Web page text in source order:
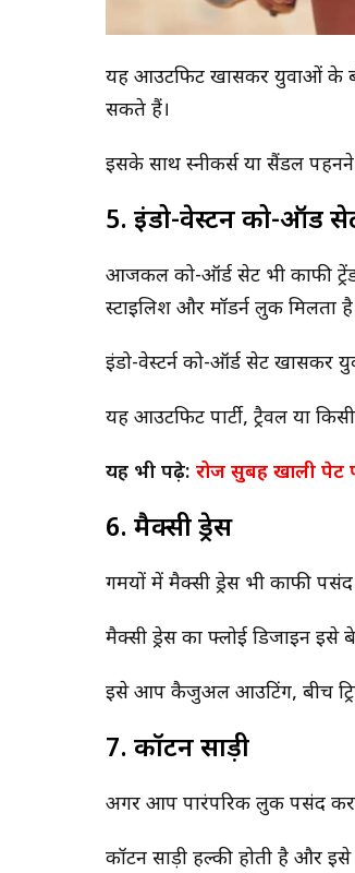
यह आउटफिट खासकर युवाओं के
सकते हैं।
इसके साथ स्नीकर्स या सैंडल
5. इंडो-वेस्टर्न को-ऑर्ड
आजकल को-ऑर्ड सेट भी काफी
स्टाइलिश और मॉडर्न लुक मिलता
इंडो-वेस्टर्न को-ऑर्ड सेट खासकर
यह आउटफिट पार्टी, ट्रैवल या
यह भी पढ़े: रोज सुबह खाली पेट
6. मैक्सी ड्रेस
गर्मियों में मैक्सी ड्रेस भी काफी
मैक्सी ड्रेस का फ्लोई डिजाइन इसे
इसे आप कैजुअल आउटिंग, बीच
7. कॉटन साड़ी
अगर आप पारंपरिक लुक पसंद करते
कॉटन साड़ी हल्की होती है और इसे